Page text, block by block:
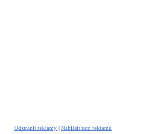
Odstranit reklamy | Nahlásit tuto reklamu